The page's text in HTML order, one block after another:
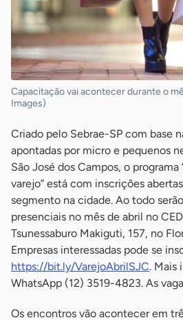
Capacitação vai acontecer durante o
Images)
Criado pelo Sebrae-SP com base
apontadas por micro e pequenos
São José dos Campos, o
varejo” está com inscrições
segmento na cidade. Ao todo
presenciais no mês de abril no
Tsunessaburo Makiguti, 157, no
Empresas interessadas pode se
https://bit.ly/VarejoAbrilSJC. Mais
WhatsApp (12) 3519-4823. As
Os encontros vão acontecer em